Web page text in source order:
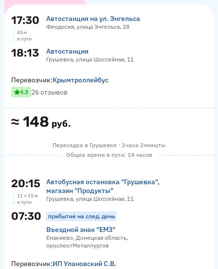
17:30 Автостанция на ул. Энгельса
Феодосия, улица Энгельса, 28
43 м
в пути
18:13 Автостанция
Грушевка, улица Шоссейная, 11
≈ 148 руб.
Перевозчик:Крымтроллейбус
4.3 26 отзывов
Пересадка в Грушевке · 2 часа 2 минуты
Общее время в пути: 14 часов
20:15
Автобусная остановка "Грушевка",
магазин "Продукты"
Грушевка, улица Шоссейная, 11
11 ч 15 м
в пути
07:30 прибытие на след. день
Въездной знак "ЕМЗ"
Енакиево, Донецкая область,
проспектМеталлургов
Перевозчик:ИП Улановский С.В.